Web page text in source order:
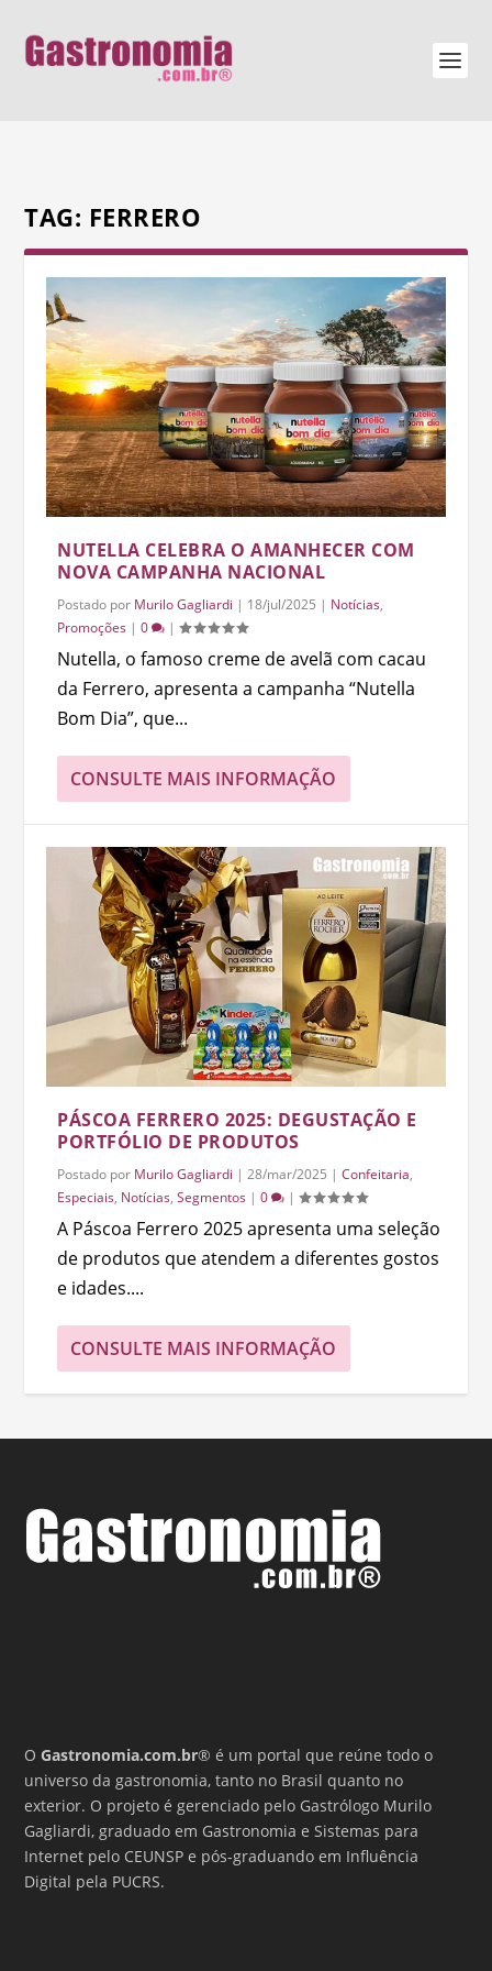
TAG: FERRERO
NUTELLA CELEBRA O AMANHECER COM
NOVA CAMPANHA NACIONAL
Postado por Murilo Gagliardi | 18/jul/2025 | Notícias,
Promoções |0 |
Nutella, o famoso creme de avelã com cacau
da Ferrero, apresenta a campanha “Nutella
Bom Dia”, que...
CONSULTE MAIS INFORMAÇÃO
PÁSCOA FERRERO 2025: DEGUSTAÇÃO E
PORTFÓLIO DE PRODUTOS
Postado por Murilo Gagliardi |28/mar/2025 |Confeitaria,
Especiais, Notícias,Segmentos |0 |
A Páscoa Ferrero 2025 apresenta uma seleção
de produtos que atendem a diferentes gostos
e idades....
CONSULTE MAIS INFORMAÇÃO
OGastronomia.com.br® é um portal que reúne todo o
universo da gastronomia, tanto no Brasil quanto no
exterior. O projeto é gerenciado pelo Gastrólogo Murilo
Gagliardi, graduado em Gastronomia e Sistemas para
Internet pelo CEUNSP e pós-graduando em Influência
Digital pela PUCRS.